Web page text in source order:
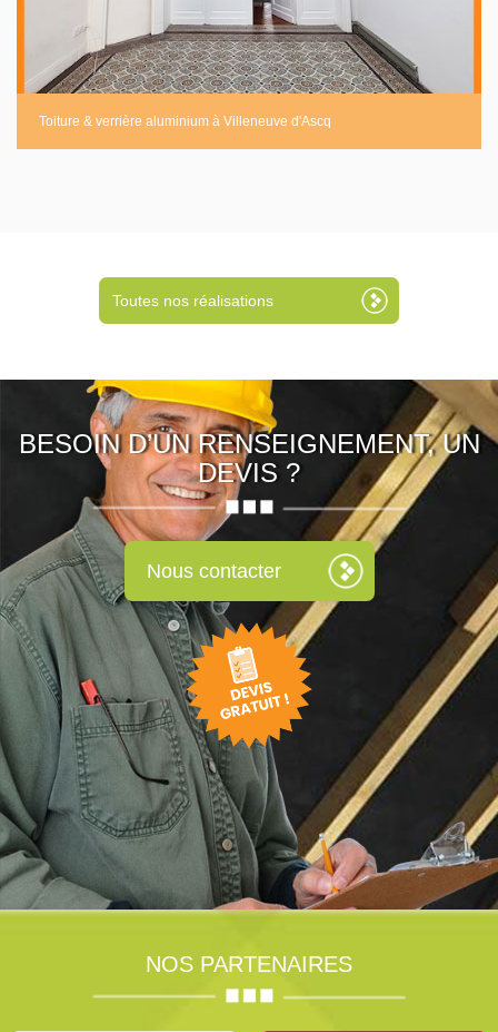
Toiture & verrière aluminium à Villeneuve d'Ascq
Toutes nos réalisations
BESOIN D’UN RENSEIGNEMENT, UN
DEVIS ?
Nous contacter
NOS PARTENAIRES